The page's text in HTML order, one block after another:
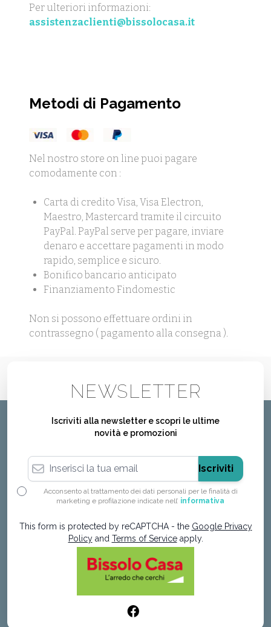
Per ulteriori informazioni:
assistenzaclienti@bissolocasa.it
Metodi di Pagamento
Nel nostro store on line puoi pagare
comodamente con :
Carta di credito Visa, Visa Electron,
Maestro, Mastercard tramite il circuito
PayPal. PayPal serve per pagare, inviare
denaro e accettare pagamenti in modo
rapido, semplice e sicuro.
Bonifico bancario anticipato
Finanziamento Findomestic
Non si possono effettuare ordini in
contrassegno ( pagamento alla consegna ).
NEWSLETTER
Iscriviti alla newsletter e scopri le ultime
novità e promozioni
Indirizzo email
Iscriviti
Acconsento al trattamento dei dati personali per le finalità di
marketing e profilazione indicate nell’ informativa
This form is protected by reCAPTCHA - the Google Privacy
Policyand Terms of Serviceapply.